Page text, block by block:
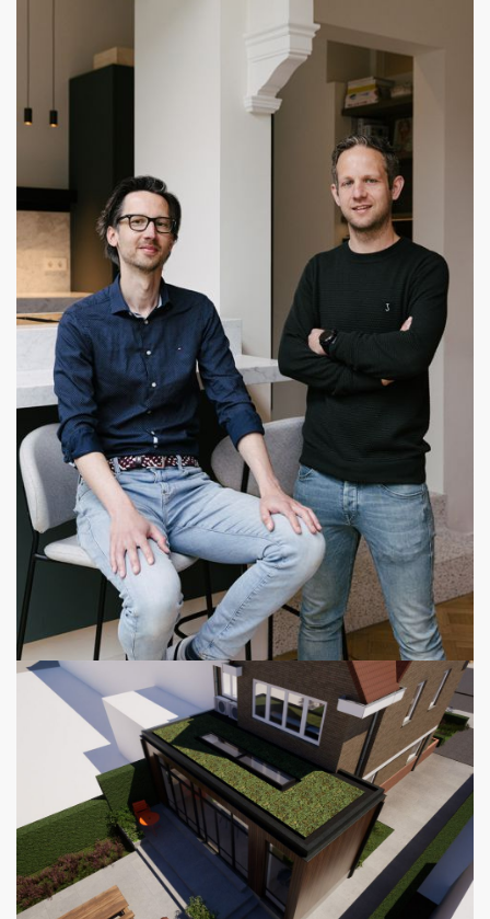
Werk in uitvoering - Wassenaar
Totaalrenovatie in Wassenaar in volle gang. De vrijstaande
woning krijgt een uitbreiding over drie verdiepingen, een
ruim bijgebouw én zwembad. Samenwerking met
1 January 2025
FOAM 15 jaar!
Op 1 januari 2025 bestaat FOAM Architecten officieel 15
jaar! Wat begon in 2010 als een klein bureau met vier
bevlogen ontwerpers is uitgegroeid tot een
architectenbureau dat zich toelegt op totaalrenovaties van
woningen en gebouwen. Jaarlijk realiseren we zo’n 30
projecten van uiteenlopende aard, van schetsontwerp tot
bouwbegeleiding. Al sinds 2012 vormen Joren Vis en